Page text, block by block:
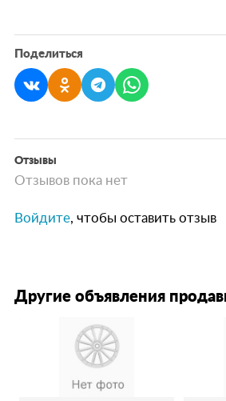
Поделиться
Отзывы
Отзывов пока нет
Войдите, чтобы оставить отзыв
Другие объявления